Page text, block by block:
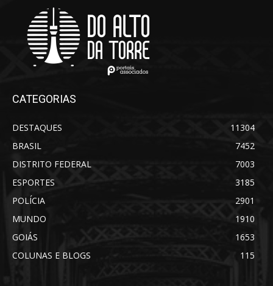
CATEGORIAS
DESTAQUES
11304
BRASIL
7452
DISTRITO FEDERAL
7003
ESPORTES
3185
POLÍCIA
2901
MUNDO
1910
GOIÁS
1653
COLUNAS E BLOGS
115